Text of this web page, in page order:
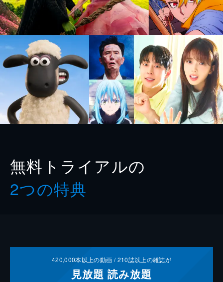
無料トライアルの
2つの特典
420,000本以上の動画 /210誌以上の雑誌が
見放題 読み放題